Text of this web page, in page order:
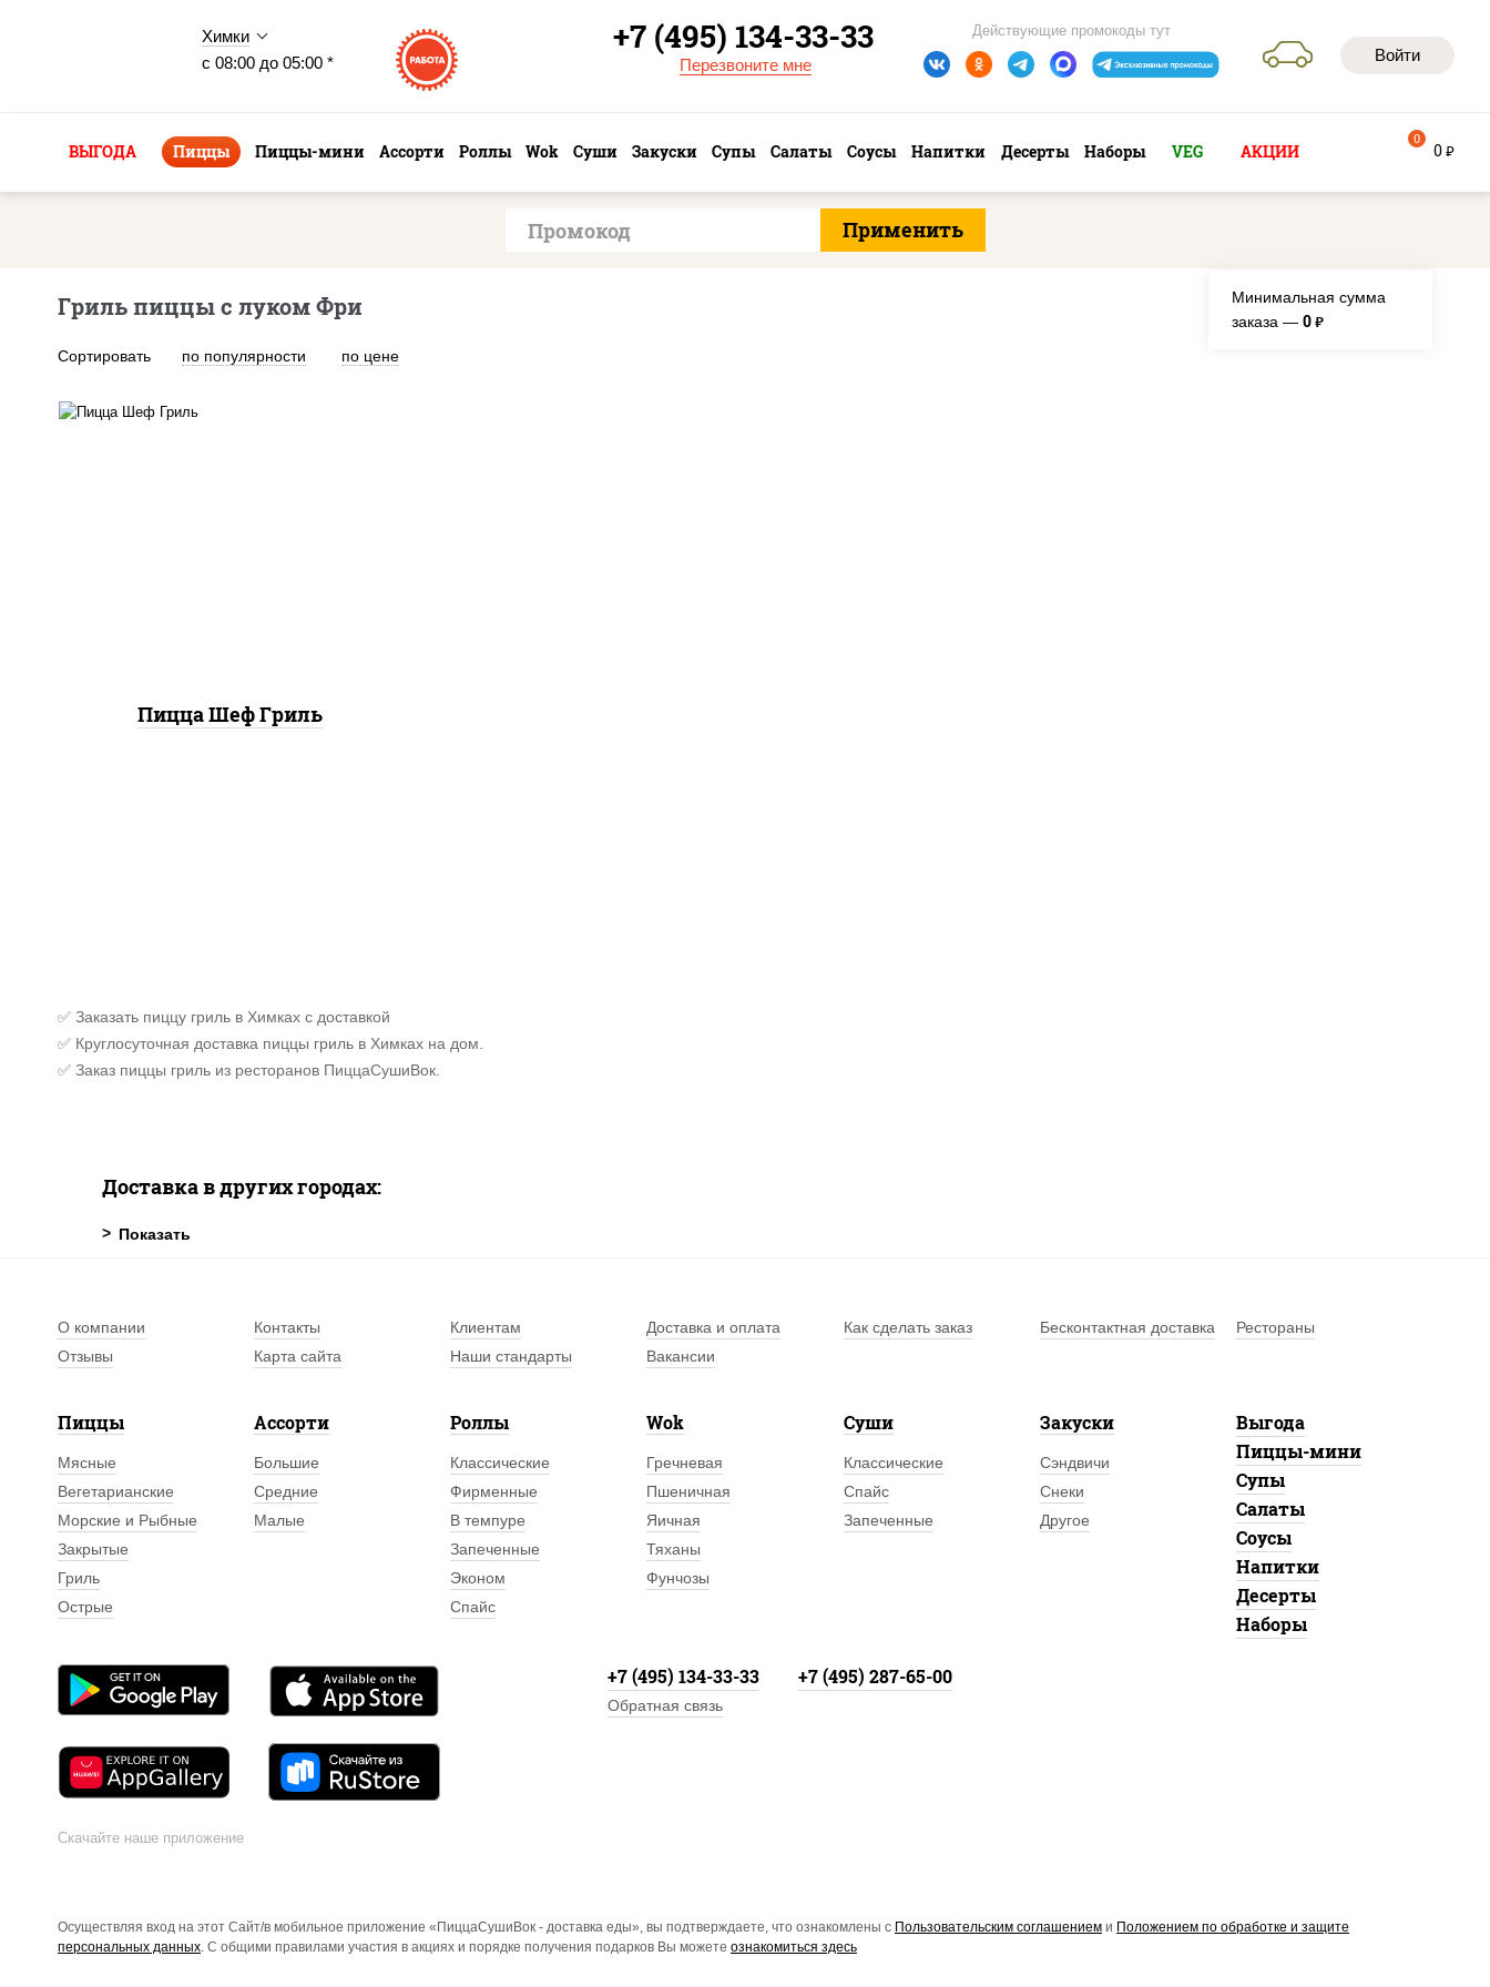
Химки
с 08:00 до 05:00 *
Войти
Действующие промокоды тут
+7 (495) 134-33-33
Перезвоните мне
ВЫГОДА Пиццы Пиццы-мини Ассорти Роллы Wok Суши Закуски Супы Салаты Соусы Напитки Десерты Наборы VEG АКЦИИ 0 руб
0
Гриль пиццы с луком Фри
Сортировать по популярности по цене
Минимальная сумма
заказа — 0 руб.
Пицца Шеф Гриль
✅ Заказать пиццу гриль в Химках с доставкой
✅ Круглосуточная доставка пиццы гриль в Химках на дом.
✅ Заказ пиццы гриль из ресторанов ПиццаСушиВок.
Доставка в других городах:
О компании Контакты Клиентам Доставка и оплата Как сделать заказ Бесконтактная доставка
Рестораны
Отзывы
Карта сайта Наши стандарты Вакансии
Пиццы
Мясные
Вегетарианские
Морские и Рыбные
Закрытые
Гриль
Острые
Ассорти
Большие
Средние
Малые
Роллы
Классические
Фирменные
В темпуре
Запеченные
Эконом
Спайс
Wok
Гречневая
Пшеничная
Яичная
Тяханы
Фунчозы
Суши
Классические
Спайс
Запеченные
Закуски
Сэндвичи
Снеки
Другое
Выгода
Пиццы-мини
Супы
Салаты
Соусы
Напитки
Десерты
Наборы
Скачайте наше приложение
+7 (495) 134-33-33 +7 (495) 287-65-00
Обратная связь
Осуществляя вход на этот Сайт/в мобильное приложение «ПиццаСушиВок - доставка еды», вы подтверждаете, что ознакомлены с Пользовательским соглашением и Положением по обработке и защите
персональных данных. С общими правилами участия в акциях и порядке получения подарков Вы можете ознакомиться здесь